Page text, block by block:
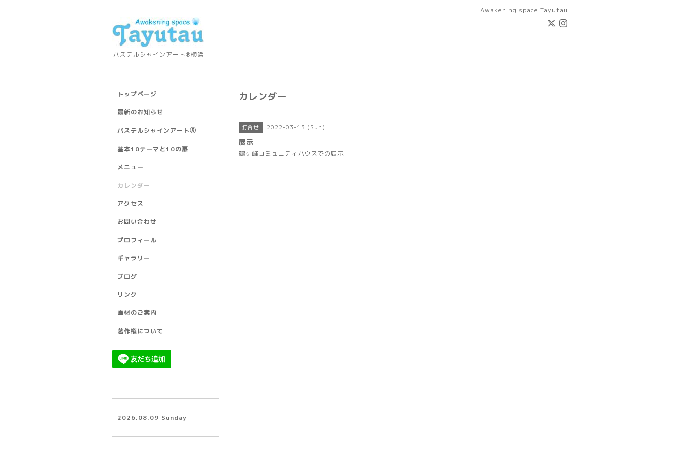
Awakening space Tayutau
パステルシャインアート®横浜
カレンダー
打合せ 2022-03-13 (Sun)
展示
鶴ヶ峰コミュニティハウスでの展示
トップページ
最新のお知らせ
パステルシャインアート🄬
基本10テーマと10の扉
メニュー
カレンダー
アクセス
お問い合わせ
プロフィール
ギャラリー
ブログ
リンク
画材のご案内
著作権について
2026.08.09 Sunday